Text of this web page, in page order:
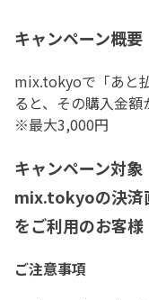
キャンペーン概要
mix.tokyoで「あと
ると、その購入金額
※最大3,000円
キャンペーン対象
mix.tokyoの決済
をご利用のお客様
ご注意事項